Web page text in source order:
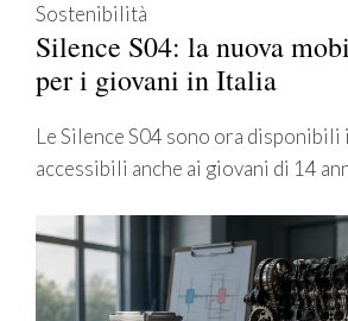
Sostenibilità
Silence S04: la nuova
per i giovani in Italia
Le Silence S04 sono ora disponibili
accessibili anche ai giovani di 14